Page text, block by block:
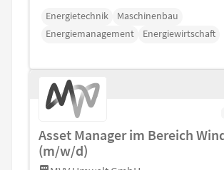
Energietechnik
Maschinenbau
Energiemanagement
Energiewirtschaft
Asset Manager im Bereich
(m/w/d)